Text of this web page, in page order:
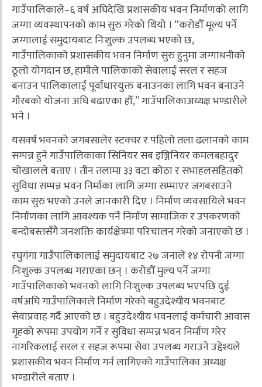
गाउँपालिकाले–६ वर्ष अघिदेखि प्रशासकीय भवन निर्माणको लागि
जग्गा व्यवस्थापनको काम सुरु गरेको थियो । “करोडौँ मूल्य पर्ने
जग्गालाई समुदायबाट निःशुल्क उपलब्ध भएको छ,
गाउँपालिकाको प्रशासकीय भवन निर्माण सुरु हुनुमा जग्गाधनीको
ठूलो योगदान छ, हामीले पालिकाको सेवालाई सरल र सहज
बनाउन पालिकालाई पूर्वाधारयुक्त बनाउनका लागि भवन बनाउने
गौरबको योजना अघि बढाएका हौँ,” गाउँपालिकाअध्यक्ष भण्डारीले
भने ।
यसवर्ष भवनको जगबसालेर स्टक्चर र पहिलो तला ढलानको काम
सम्पन्न हुने गाउँपालिकाका सिनियर सब इञ्जिनियर कमलबहादुर
चोखालले बताए । तीन तलामा ३३ वटा कोठा र सभाहलसहितको
सुविधा सम्पन्न भवन निर्माका लागि जग्गा सम्माएर जगबसाउने
काम सुरु भएको उनले जानकारी दिए । निर्माण व्यवसायिले भवन
निर्माणका लागि आवश्यक पर्ने निर्माण सामाजिक र उपकरणको
बन्दोबस्तसँगै जनशक्ति कार्यक्षेत्रमा परिचालन गरेको जनाएको छ ।
रघुगंगा गाउँपालिकालाई समुदायबाट २७ जनाले १४ रोपनी जग्गा
निःशुल्क उपलब्ध गराएका छन् । करोडौँ मुल्य पर्ने जग्गा
गाउँपालिकाको भवनको लागि निःशुल्क उपलब्ध भएपछि दुई
वर्षअघि गाउँपालिकाले निर्माण गरेको बहुउदेश्यीय भवनबाट
सेवाप्रवाह गर्दै आएको छ । बहुउदेश्यीय भवनलाई कर्मचारी आवास
गृहको रूपमा उपयोग गर्ने र सुविधा सम्पन्न भवन निर्माण गरेर
नागरिकलाई सरल र सहज रूपमा सेवा उपलब्ध गराउने उद्देश्यले
प्रशासकीय भवन निर्माण गर्न लागिएको गाउँपालिका अध्यक्ष
भण्डारीले बताए ।